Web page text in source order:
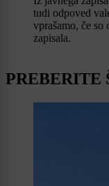
tudi odpoved
vprašamo, če so
zapisala.
PREBERITE